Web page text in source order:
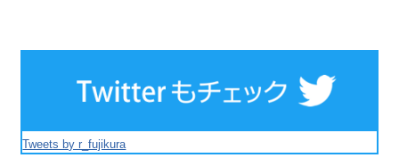
Tweets by r_fujikura